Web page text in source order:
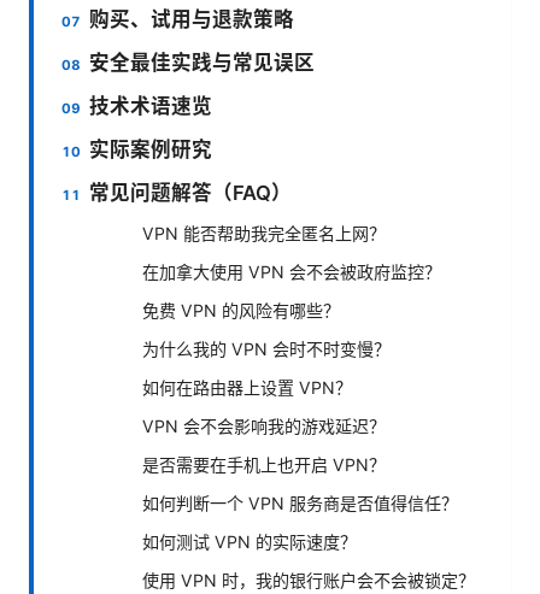
购买、试用与退款策略
安全最佳实践与常见误区
技术术语速览
实际案例研究
常见问题解答（FAQ）
VPN 能否帮助我完全匿名上网？
在加拿大使用 VPN 会不会被政府监控？
免费 VPN 的风险有哪些？
为什么我的 VPN 会时不时变慢？
如何在路由器上设置 VPN？
VPN 会不会影响我的游戏延迟？
是否需要在手机上也开启 VPN？
如何判断一个 VPN 服务商是否值得信任？
如何测试 VPN 的实际速度？
使用 VPN 时，我的银行账户会不会被锁定？